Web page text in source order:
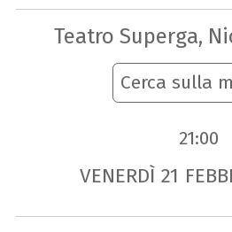
Teatro Superga,
Cerca sulla
21:00
VENERDÌ 21